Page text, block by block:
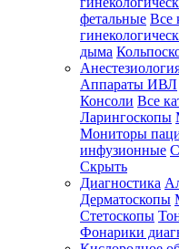
фетальные Все
дыма
Аппараты ИВЛ
Консоли Все
Ларингоскопы
Мониторы
инфузионные
Скрыть
Диагностика
Дерматоскопы
Стетоскопы
Фонарики